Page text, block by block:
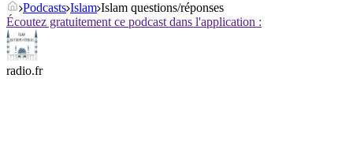
Podcasts Islam Islam questions/réponses
Écoutez gratuitement ce podcast dans l'application :
radio.fr